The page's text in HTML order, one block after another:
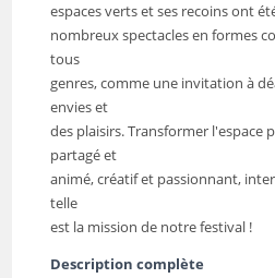
espaces verts et ses recoins ont
nombreux spectacles en formes
tous
genres, comme une invitation à
envies et
des plaisirs. Transformer l'espace
partagé et
animé, créatif et passionnant,
telle
est la mission de notre festival !
Description complète